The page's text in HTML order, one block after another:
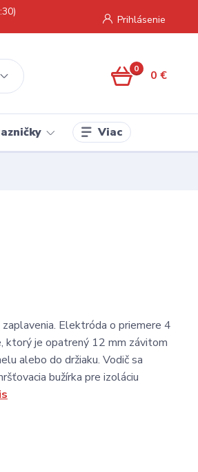
Prihlásenie
0 0 €
Viac
Elektróda o priemere 4
ktorý je opatrený 12 mm závitom
alebo do držiaku. Vodič sa
bužírka pre izoláciu